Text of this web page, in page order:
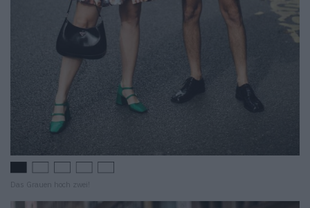
Das Grauen hoch zwei!